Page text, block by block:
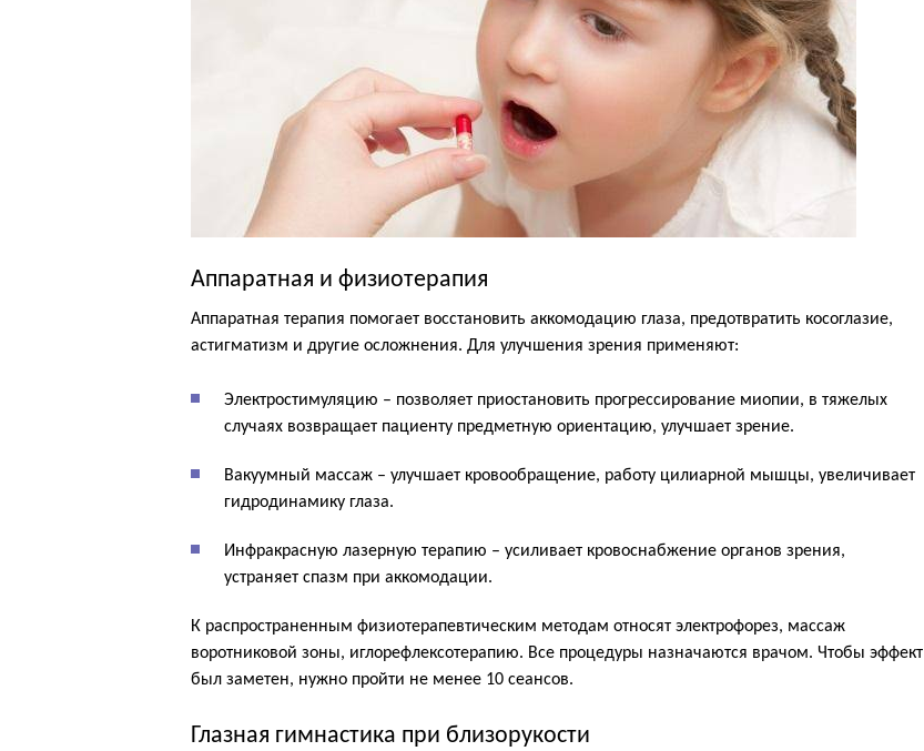
Аппаратная и физиотерапия
Аппаратная терапия помогает восстановить аккомодацию глаза, предотвратить косоглазие,
астигматизм и другие осложнения. Для улучшения зрения применяют:
Электростимуляцию – позволяет приостановить прогрессирование миопии, в тяжелых
случаях возвращает пациенту предметную ориентацию, улучшает зрение.
Вакуумный массаж – улучшает кровообращение, работу цилиарной мышцы, увеличивает
гидродинамику глаза.
Инфракрасную лазерную терапию – усиливает кровоснабжение органов зрения,
устраняет спазм при аккомодации.
К распространенным физиотерапевтическим методам относят электрофорез, массаж
воротниковой зоны, иглорефлексотерапию. Все процедуры назначаются врачом. Чтобы эффект
был заметен, нужно пройти не менее 10 сеансов.
Глазная гимнастика при близорукости